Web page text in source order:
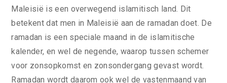
Maleisië is een overwegend islamitisch land. Dit
betekent dat men in Maleisië aan de ramadan doet. De
ramadan is een speciale maand in de islamitische
kalender, en wel de negende, waarop tussen schemer
voor zonsopkomst en zonsondergang gevast wordt.
Ramadan wordt daarom ook wel de vastenmaand van